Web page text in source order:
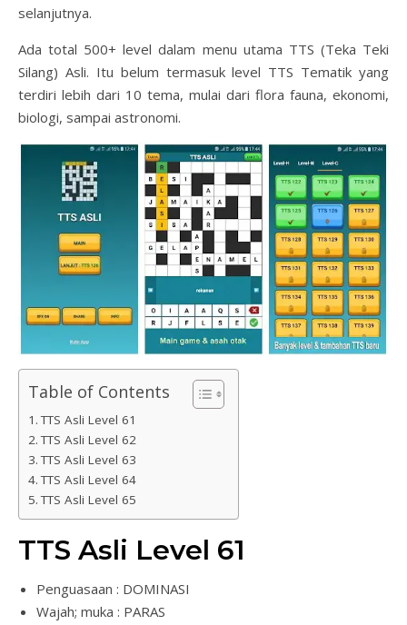
selanjutnya.
Ada total 500+ level dalam menu utama TTS (Teka Teki
Silang) Asli. Itu belum termasuk level TTS Tematik yang
terdiri lebih dari 10 tema, mulai dari flora fauna, ekonomi,
biologi, sampai astronomi.
Table of Contents
TTS Asli Level 61
TTS Asli Level 62
TTS Asli Level 63
TTS Asli Level 64
TTS Asli Level 65
TTS Asli Level 61
Penguasaan : DOMINASI
Wajah; muka : PARAS